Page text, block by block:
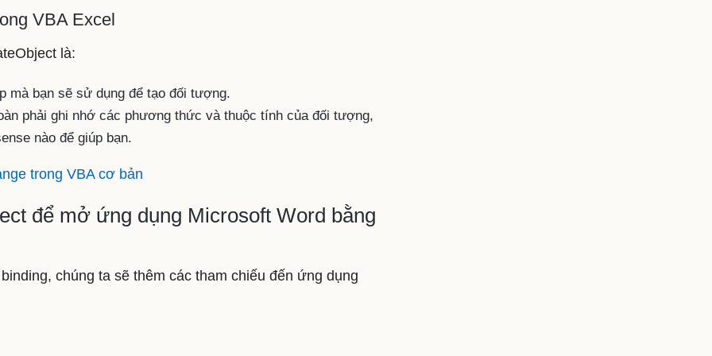
VBA Excel
là:
mà bạn sẽ sử dụng để tạo đối tượng.
phải ghi nhớ các phương thức và thuộc tính của đối tượng,
nào để giúp bạn.
trong VBA cơ bản
để mở ứng dụng Microsoft Word bằng
chúng ta sẽ thêm các tham chiếu đến ứng dụng